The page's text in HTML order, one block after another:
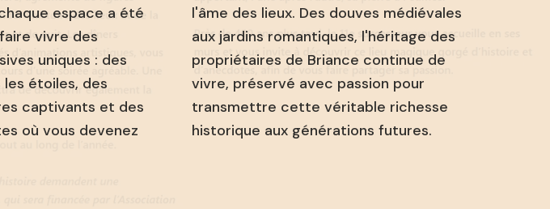
espace a été
vivre des
uniques : des
étoiles, des
captivants et des
où vous devenez
l'âme des lieux. Des douves médiévales
aux jardins romantiques, l'héritage des
propriétaires de Briance continue de
vivre, préservé avec passion pour
transmettre cette véritable richesse
historique aux générations futures.